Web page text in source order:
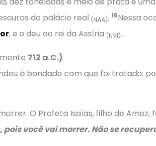
do palácio real (NAA). 16Nessa
, e o deu ao rei da Assíria (NVI).
712 a.C.)
à bondade com que foi tratado;
O Profeta Isaías, filho de
pois você vai morrer. Não se